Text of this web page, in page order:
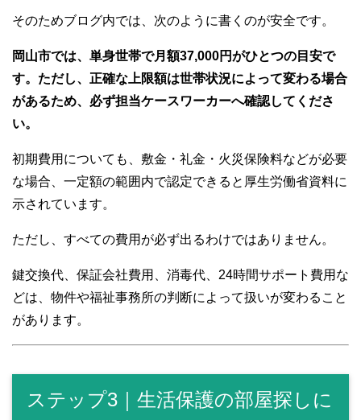
そのためブログ内では、次のように書くのが安全です。
岡山市では、単身世帯で月額37,000円がひとつの目安で
す。ただし、正確な上限額は世帯状況によって変わる場合
があるため、必ず担当ケースワーカーへ確認してくださ
い。
初期費用についても、敷金・礼金・火災保険料などが必要
な場合、一定額の範囲内で認定できると厚生労働省資料に
示されています。
ただし、すべての費用が必ず出るわけではありません。
鍵交換代、保証会社費用、消毒代、24時間サポート費用な
どは、物件や福祉事務所の判断によって扱いが変わること
があります。
ステップ3｜生活保護の部屋探しに